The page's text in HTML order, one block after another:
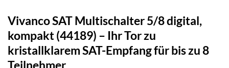
Vivanco SAT Multischalter 5/8 digital,
kompakt (44189) – Ihr Tor zu
kristallklarem SAT-Empfang für bis zu 8
Teilnehmer